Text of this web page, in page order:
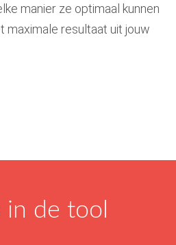
manier ze optimaal kunnen
maximale resultaat uit jouw
in de tool